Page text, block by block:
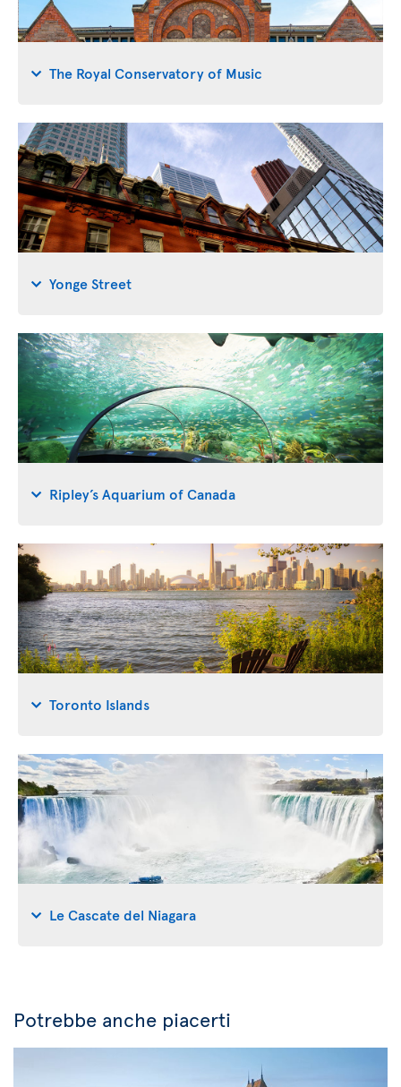
The Royal Conservatory of Music
Yonge Street
Ripley’s Aquarium of Canada
Toronto Islands
Le Cascate del Niagara
Potrebbe anche piacerti